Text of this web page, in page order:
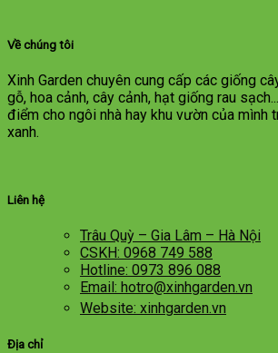
Về chúng tôi
Xinh Garden chuyên cung cấp các giống
gỗ, hoa cảnh, cây cảnh, hạt giống rau
điểm cho ngôi nhà hay khu vườn của mình
xanh.
Liên hệ
Trâu Quỳ – Gia Lâm – Hà Nội
CSKH: 0968 749 588
Hotline: 0973 896 088
Email: hotro@xinhgarden.vn
Website: xinhgarden.vn
Địa chỉ